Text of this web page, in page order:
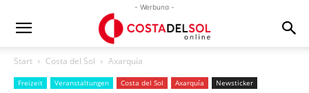
- Werbung -
Start Costa del Sol Axarquía
Freizeit Veranstaltungen Costa del Sol Axarquía Newsticker